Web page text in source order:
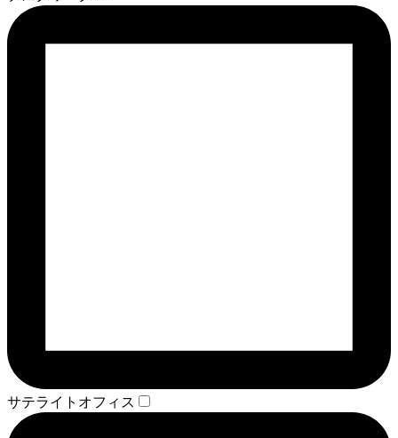
サテライトオフィス